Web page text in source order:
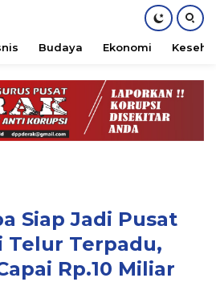
Budaya Ekonomi
Siap Jadi Pusat
Telur Terpadu,
Rp.10 Miliar